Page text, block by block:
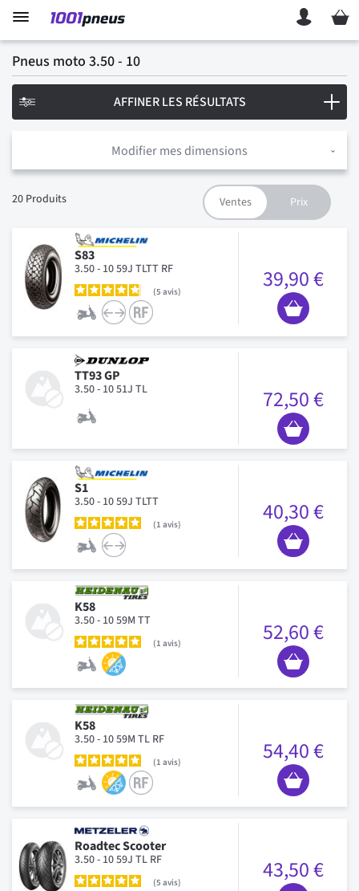
Mon
Pneus moto 3.50 - 10
Modifier mes dimensions
20 Produits
S83
3.50 - 10 59J TLTT RF
5 avis 39,90 €
TT93 GP
3.50 - 10 51J TL 72,50 €
S1
3.50 - 10 59J TLTT
1 avis 40,30 €
K58
3.50 - 10 59M TT
1 avis 52,60 €
K58
3.50 - 10 59M TL RF
1 avis 54,40 €
Roadtec Scooter
3.50 - 10 59J TL RF
5 avis 43,50 €
AFFINER LES RÉSULTATS